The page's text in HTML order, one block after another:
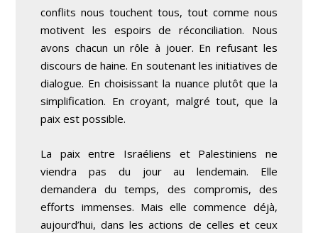
conflits nous touchent tous, tout comme nous
motivent les espoirs de réconciliation. Nous
avons chacun un rôle à jouer. En refusant les
discours de haine. En soutenant les initiatives de
dialogue. En choisissant la nuance plutôt que la
simplification. En croyant, malgré tout, que la
paix est possible.
La paix entre Israéliens et Palestiniens ne
viendra pas du jour au lendemain. Elle
demandera du temps, des compromis, des
efforts immenses. Mais elle commence déjà,
aujourd’hui, dans les actions de celles et ceux